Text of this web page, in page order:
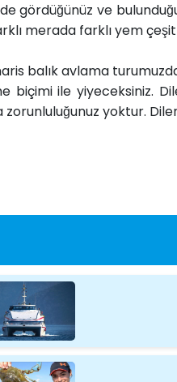
gördüğünüz ve
merada farklı yem
balık avlama
biçimi ile yiyeceksiniz.
yoktur.